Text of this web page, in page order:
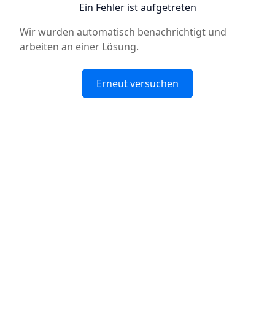
Ein Fehler ist aufgetreten
Wir wurden automatisch benachrichtigt und
arbeiten an einer Lösung.
Erneut versuchen